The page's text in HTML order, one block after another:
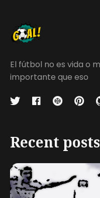
El fútbol no es vida o
importante que eso
Recent posts